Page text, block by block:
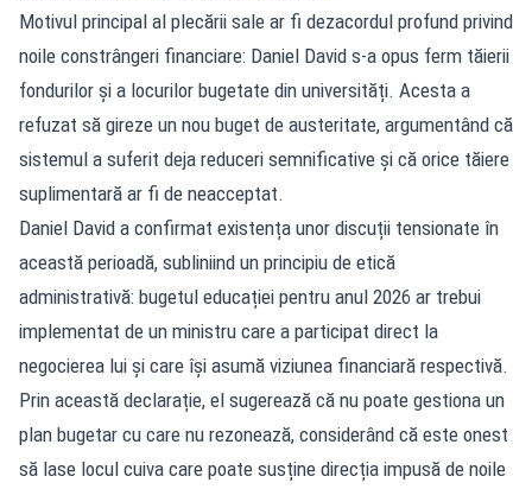
Motivul principal al plecării sale ar fi dezacordul profund privind
noile constrângeri financiare: Daniel David s-a opus ferm tăierii
fondurilor și a locurilor bugetate din universități. Acesta a
refuzat să gireze un nou buget de austeritate, argumentând că
sistemul a suferit deja reduceri semnificative și că orice tăiere
suplimentară ar fi de neacceptat.
Daniel David a confirmat existența unor discuții tensionate în
această perioadă, subliniind un principiu de etică
administrativă: bugetul educației pentru anul 2026 ar trebui
implementat de un ministru care a participat direct la
negocierea lui și care își asumă viziunea financiară respectivă.
Prin această declarație, el sugerează că nu poate gestiona un
plan bugetar cu care nu rezonează, considerând că este onest
să lase locul cuiva care poate susține direcția impusă de noile